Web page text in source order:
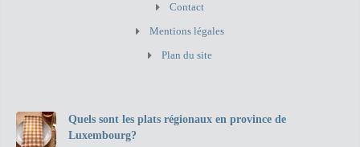
Contact
Mentions légales
Plan du site
Quels sont les plats régionaux en province de
Luxembourg?